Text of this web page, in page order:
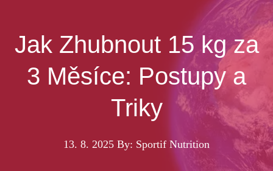
Jak Zhubnout 15 kg za
3 Měsíce: Postupy a
Triky
13. 8. 2025 By: Sportif Nutrition